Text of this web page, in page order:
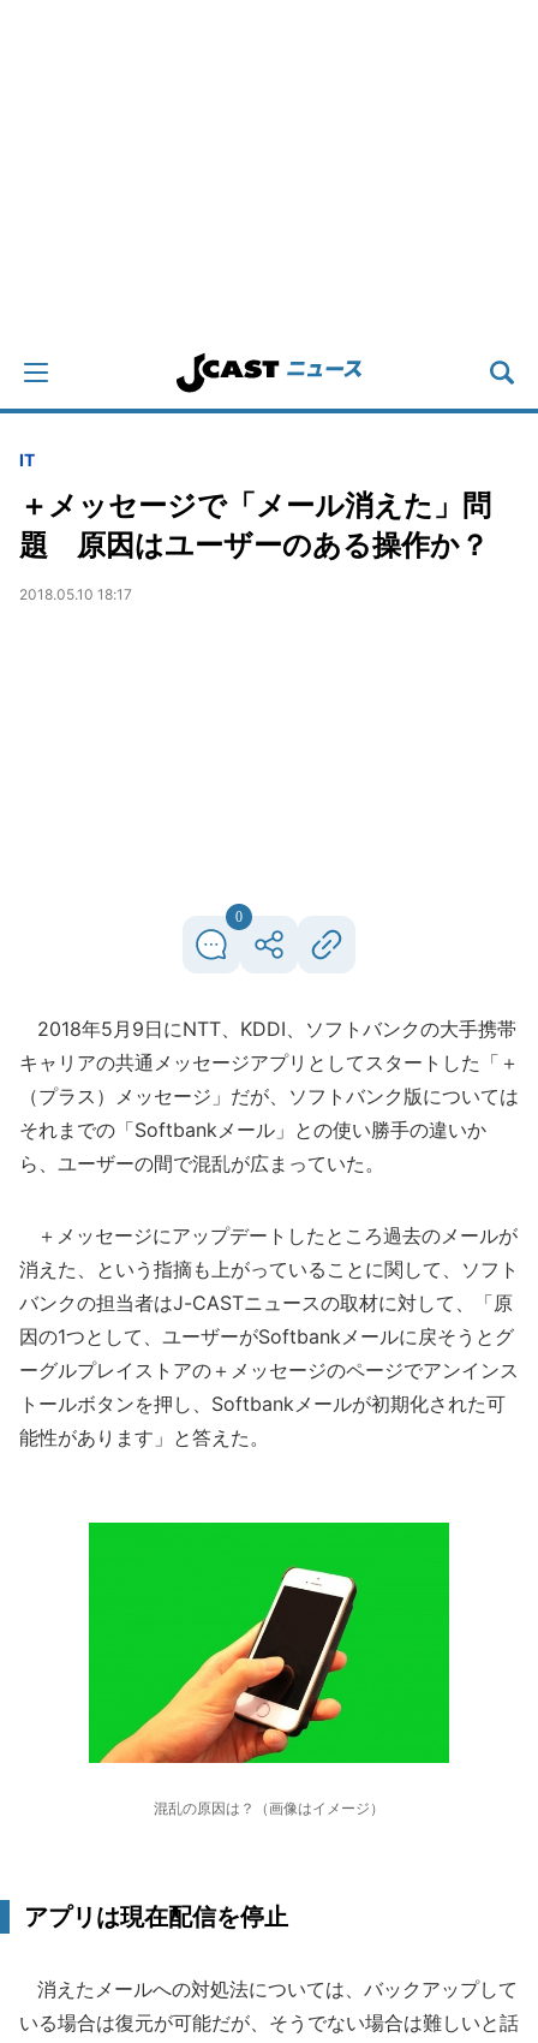
IT
＋メッセージで「メール消えた」問
題 原因はユーザーのある操作か？
2018.05.10 18:17
0
2018年5月9日にNTT、KDDI、ソフトバンクの大手携帯
キャリアの共通メッセージアプリとしてスタートした「＋
（プラス）メッセージ」だが、ソフトバンク版については
それまでの「Softbankメール」との使い勝手の違いか
ら、ユーザーの間で混乱が広まっていた。
＋メッセージにアップデートしたところ過去のメールが
消えた、という指摘も上がっていることに関して、ソフト
バンクの担当者はJ-CASTニュースの取材に対して、「原
因の1つとして、ユーザーがSoftbankメールに戻そうとグ
ーグルプレイストアの＋メッセージのページでアンインス
トールボタンを押し、Softbankメールが初期化された可
能性があります」と答えた。
混乱の原因は？（画像はイメージ）
アプリは現在配信を停止
消えたメールへの対処法については、バックアップして
いる場合は復元が可能だが、そうでない場合は難しいと話